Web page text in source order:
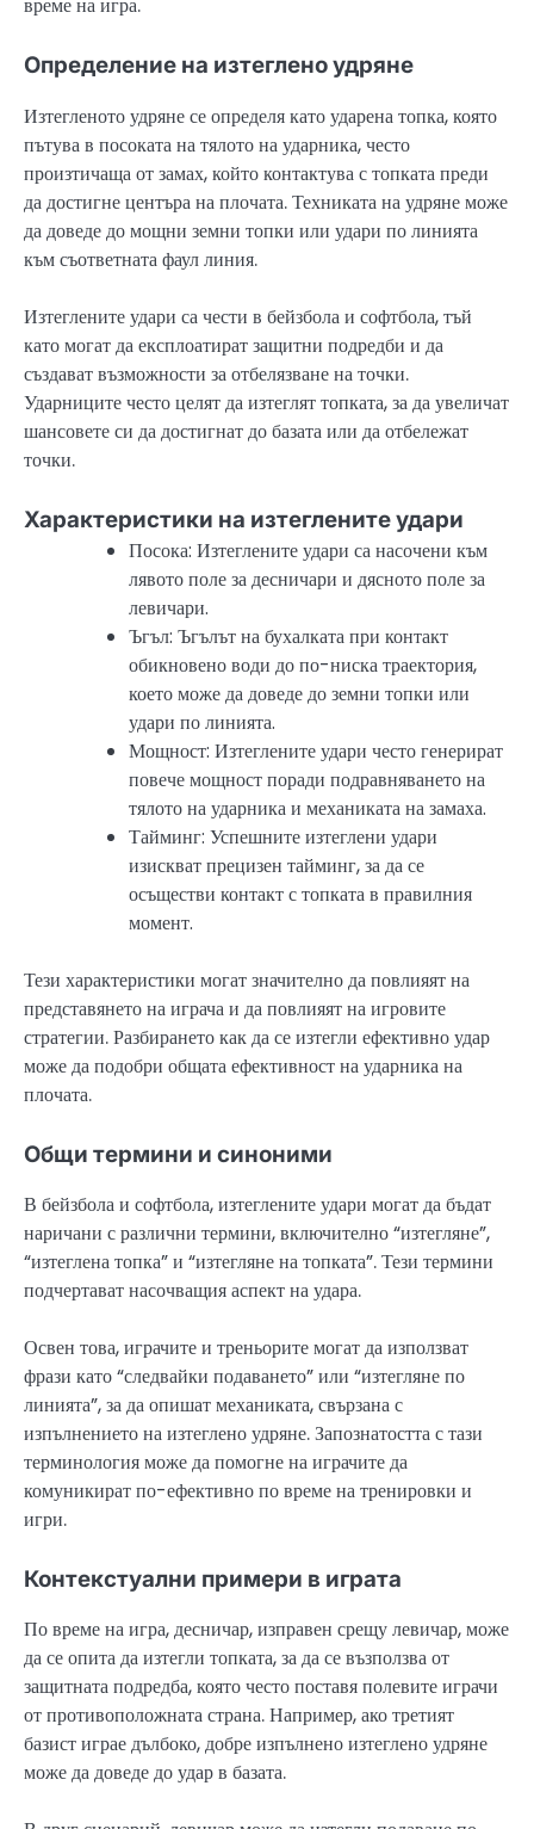
време на игра.
Определение на изтеглено удряне
Изтегленото удряне се определя като ударена топка, която
пътува в посоката на тялото на ударника, често
произтичаща от замах, който контактува с топката преди
да достигне центъра на плочата. Техниката на удряне може
да доведе до мощни земни топки или удари по линията
към съответната фаул линия.
Изтеглените удари са чести в бейзбола и софтбола, тъй
като могат да експлоатират защитни подредби и да
създават възможности за отбелязване на точки.
Ударниците често целят да изтеглят топката, за да увеличат
шансовете си да достигнат до базата или да отбележат
точки.
Характеристики на изтеглените удари
Посока: Изтеглените удари са насочени към
лявото поле за десничари и дясното поле за
левичари.
Ъгъл: Ъгълът на бухалката при контакт
обикновено води до по-ниска траектория,
което може да доведе до земни топки или
удари по линията.
Мощност: Изтеглените удари често генерират
повече мощност поради подравняването на
тялото на ударника и механиката на замаха.
Тайминг: Успешните изтеглени удари
изискват прецизен тайминг, за да се
осъществи контакт с топката в правилния
момент.
Тези характеристики могат значително да повлияят на
представянето на играча и да повлияят на игровите
стратегии. Разбирането как да се изтегли ефективно удар
може да подобри общата ефективност на ударника на
плочата.
Общи термини и синоними
В бейзбола и софтбола, изтеглените удари могат да бъдат
наричани с различни термини, включително “изтегляне”,
“изтеглена топка” и “изтегляне на топката”. Тези термини
подчертават насочващия аспект на удара.
Освен това, играчите и треньорите могат да използват
фрази като “следвайки подаването” или “изтегляне по
линията”, за да опишат механиката, свързана с
изпълнението на изтеглено удряне. Запознатостта с тази
терминология може да помогне на играчите да
комуникират по-ефективно по време на тренировки и
игри.
Контекстуални примери в играта
По време на игра, десничар, изправен срещу левичар, може
да се опита да изтегли топката, за да се възползва от
защитната подредба, която често поставя полевите играчи
от противоположната страна. Например, ако третият
базист играе дълбоко, добре изпълнено изтеглено удряне
може да доведе до удар в базата.